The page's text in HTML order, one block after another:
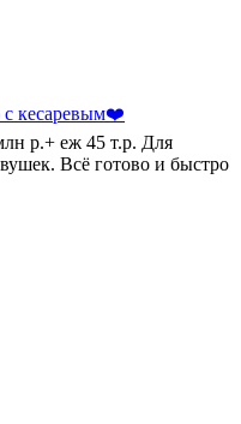
кесаревым❤️
р.+ еж 45 т.р. Для
Всё готово и быстро